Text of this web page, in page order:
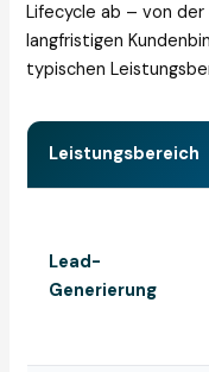
Lifecycle ab – von
langfristigen
typischen
Leistungsbereich
Lead-
Generierung